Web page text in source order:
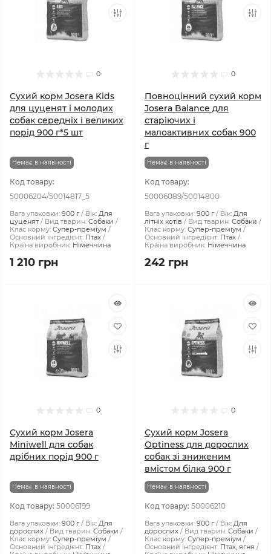
0
Сухий корм Josera Kids
для цуценят і молодих
собак середніх і великих
порід 900 г*5 шт
Немає в наявності
Код товару:
50006204/50014817_5
Вага упаковки: 900 г Вік: Для
цуценят
Вид тварин: Собаки
Клас корму: Супер-преміум
Основний інгредієнт: Птах
Країна виробник: Німеччина
1 210 грн
0
Повноцінний сухий корм
Josera Balance для
старіючих і
малоактивних собак 900
г
Немає в наявності
Код товару:
50006089/50014800
Вага упаковки: 900 г Вік: Для
літніх котів
Вид тварин: Собаки
Клас корму: Супер-преміум
Основний інгредієнт: Птах
Країна виробник: Німеччина
242 грн
0
Сухий корм Josera
Miniwell для собак
дрібних порід 900 г
Немає в наявності
Код товару: 50006199
Вага упаковки: 900 г Вік: Для
дорослих
Вид тварин: Собаки
Клас корму: Супер-преміум
Основний інгредієнт: Птах
0
Сухий корм Josera
Optiness для дорослих
собак зі зниженим
вмістом білка 900 г
Немає в наявності
Код товару: 50006210
Вага упаковки: 900 г Вік: Для
дорослих
Вид тварин: Собаки
Клас корму: Супер-преміум
Основний інгредієнт: Птах, ягня